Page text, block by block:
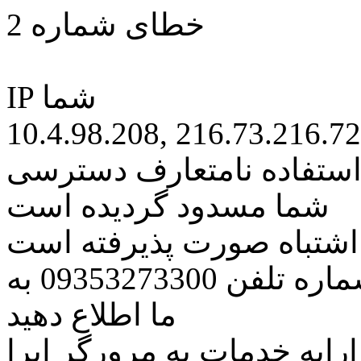
خطای شماره 2
IP شما
10.4.98.208, 216.73.216.72
نامتعارف دسترسی
شما مسدود گردیده است
اشتباه صورت پذیرفته است
مراتب این مسئله را از طریق شماره تلفن 09353273300 به
ما اطلاع دهید
خدمات به مرورگر اپرا